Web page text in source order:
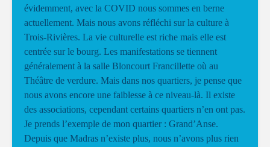
évidemment, avec la COVID nous sommes en berne
actuellement. Mais nous avons réfléchi sur la culture à
Trois-Rivières. La vie culturelle est riche mais elle est
centrée sur le bourg. Les manifestations se tiennent
généralement à la salle Bloncourt Francillette où au
Théâtre de verdure. Mais dans nos quartiers, je pense que
nous avons encore une faiblesse à ce niveau-là. Il existe
des associations, cependant certains quartiers n’en ont pas.
Je prends l’exemple de mon quartier : Grand’Anse.
Depuis que Madras n’existe plus, nous n’avons plus rien